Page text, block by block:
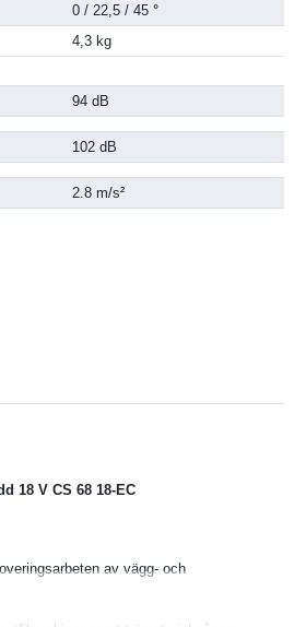
0 / 22,5 / 45 °
4,3 kg
94 dB
102 dB
2.8 m/s²
18 V CS 68 18-EC
av vägg- och